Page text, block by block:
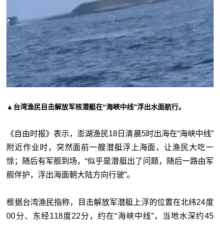
▲台湾渔民目击解放军核潜艇在“海峡中线”浮出水面航行。
《自由时报》表示，澎湖渔民18日清晨5时出海在“海峡中线”
附近作业时，突然面前一艘潜艇浮上海面，让渔民大吃一
惊；随后有军舰到场，“似乎是潜艇出了问题，随后一路由军
舰伴护，浮出海面朝大陆方向行驶”。
根据台湾渔民指称，目击解放军潜艇上浮的位置在北纬24度
00分、东经118度22分，约在“海峡中线”，当地水深约45